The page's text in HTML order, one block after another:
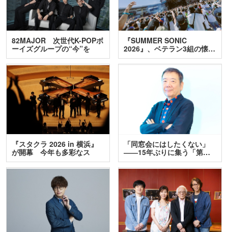
82MAJOR 次世代K-POPボ
ーイズグループの“今”を
訊…
『SUMMER SONIC
2026』、ベテラン3組の懐…
『スタクラ 2026 in 横浜』
が開幕 今年も多彩なス
テ…
「同窓会にはしたくない」
――15年ぶりに集う「第…